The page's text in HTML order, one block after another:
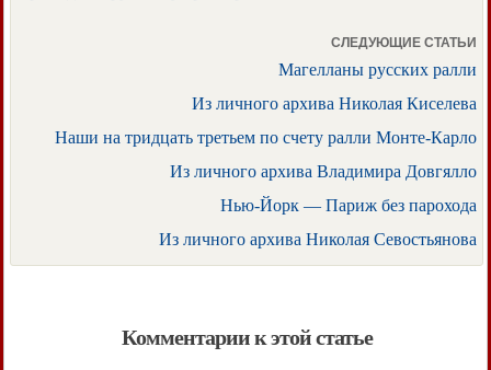
СЛЕДУЮЩИЕ СТАТЬИ
Магелланы русских ралли
Из личного архива Николая Киселева
Наши на тридцать третьем по счету ралли Монте-Карло
Из личного архива Владимира Довгялло
Нью-Йорк — Париж без парохода
Из личного архива Николая Севостьянова
Комментарии к этой статье